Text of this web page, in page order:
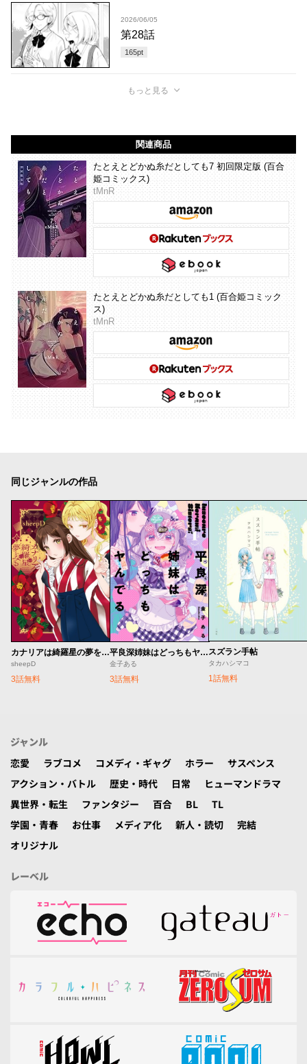
2026/06/05
第28話
165pt
もっと見る
関連商品
たとえとどかぬ糸だとしても7 初回限定版 (百合
姫コミックス)
tMnR
たとえとどかぬ糸だとしても1 (百合姫コミック
ス)
tMnR
同じジャンルの作品
カナリアは綺羅星の夢をみる
sheepD
3話無料
平良深姉妹はどっちもヤんでる
金子ある
3話無料
スズラン手帖
タカハシマコ
1話無料
ジャンル
恋愛
ラブコメ コメディ・ギャグ ホラー
サスペンス
アクション・バトル
歴史・時代 日常
ヒューマンドラマ
異世界・転生
ファンタジー 百合 BL
TL
学園・青春
お仕事 メディア化 新人・読切
完結
オリジナル
レーベル